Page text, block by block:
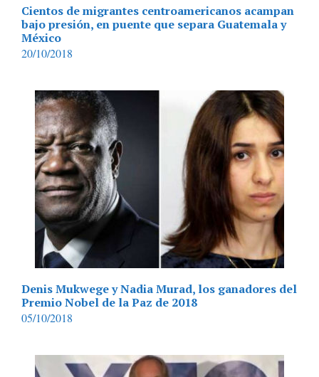
Cientos de migrantes centroamericanos acampan
bajo presión, en puente que separa Guatemala y
México
20/10/2018
Denis Mukwege y Nadia Murad, los ganadores del
Premio Nobel de la Paz de 2018
05/10/2018